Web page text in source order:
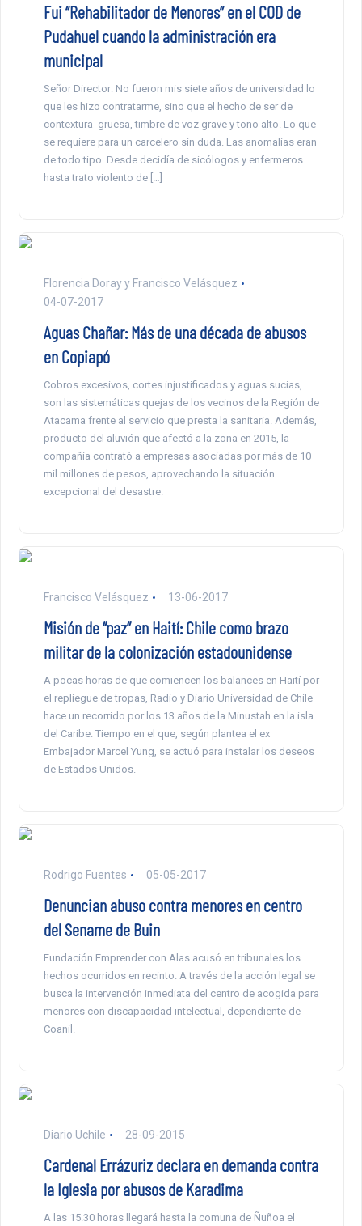
Fui “Rehabilitador de Menores” en el COD de
Pudahuel cuando la administración era
municipal
Señor Director: No fueron mis siete años de universidad lo
que les hizo contratarme, sino que el hecho de ser de
contextura gruesa, timbre de voz grave y tono alto. Lo que
se requiere para un carcelero sin duda. Las anomalías eran
de todo tipo. Desde decidía de sicólogos y enfermeros
hasta trato violento de […]
Florencia Doray y Francisco Velásquez
04-07-2017
Aguas Chañar: Más de una década de abusos
en Copiapó
Cobros excesivos, cortes injustificados y aguas sucias,
son las sistemáticas quejas de los vecinos de la Región de
Atacama frente al servicio que presta la sanitaria. Además,
producto del aluvión que afectó a la zona en 2015, la
compañía contrató a empresas asociadas por más de 10
mil millones de pesos, aprovechando la situación
excepcional del desastre.
Francisco Velásquez 13-06-2017
Misión de “paz” en Haití: Chile como brazo
militar de la colonización estadounidense
A pocas horas de que comiencen los balances en Haití por
el repliegue de tropas, Radio y Diario Universidad de Chile
hace un recorrido por los 13 años de la Minustah en la isla
del Caribe. Tiempo en el que, según plantea el ex
Embajador Marcel Yung, se actuó para instalar los deseos
de Estados Unidos.
Rodrigo Fuentes 05-05-2017
Denuncian abuso contra menores en centro
del Sename de Buin
Fundación Emprender con Alas acusó en tribunales los
hechos ocurridos en recinto. A través de la acción legal se
busca la intervención inmediata del centro de acogida para
menores con discapacidad intelectual, dependiente de
Coanil.
Diario Uchile 28-09-2015
Cardenal Errázuriz declara en demanda contra
la Iglesia por abusos de Karadima
A las 15.30 horas llegará hasta la comuna de Ñuñoa el